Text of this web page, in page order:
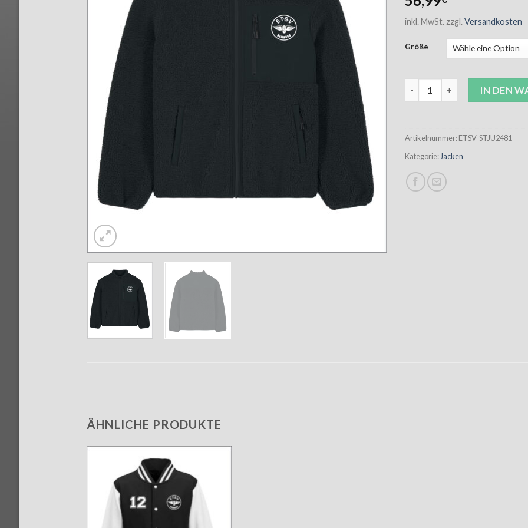
inkl. MwSt. zzgl. Versandkosten
Größe
IN DEN
Artikelnummer:ETSV-STJU2481
Kategorie: Jacken
ÄHNLICHE PRODUKTE